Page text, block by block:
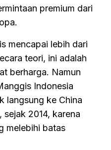
premium dari
mencapai lebih dari
teori, ini adalah
berharga. Namun
Indonesia
langsung ke China
sejak 2014, karena
melebihi batas